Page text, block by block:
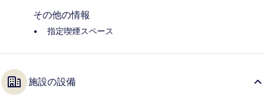
その他の情報
指定喫煙スペース
施設の設備